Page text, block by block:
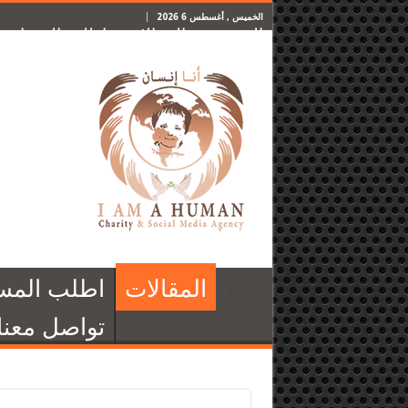
الخميس , أغسطس 6 2026
الرئيسية المقالات اطلب
المقالات
اطلب
تواصل